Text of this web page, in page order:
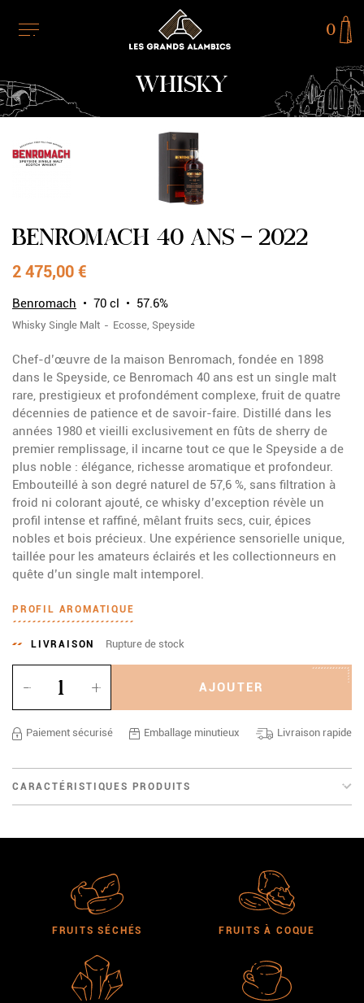
0
WHISKY
RUPTURE DE STOCK
BENROMACH 40 ANS - 2022
2 475,00 €
Benromach 70 cl 57.6%
Whisky Single Malt Ecosse Speyside
Chef-d’œuvre de la maison Benromach, fondée en 1898
dans le Speyside, ce Benromach 40 ans est un single malt
rare, prestigieux et profondément complexe, fruit de quatre
décennies de patience et de savoir-faire. Distillé dans les
années 1980 et vieilli exclusivement en fûts de sherry de
premier remplissage, il incarne tout ce que le Speyside a de
plus noble : élégance, richesse aromatique et profondeur.
Embouteillé à son degré naturel de 57,6 %, sans filtration à
froid ni colorant ajouté, ce whisky d’exception révèle un
profil intense et raffiné, mêlant fruits secs, cuir, épices
nobles et bois précieux. Une expérience sensorielle unique,
taillée pour les amateurs éclairés et les collectionneurs en
quête d’un single malt intemporel.
PROFIL AROMATIQUE
LIVRAISON Rupture de stock
AJOUTER
Paiement sécurisé Emballage minutieux Livraison rapide
CARACTÉRISTIQUES PRODUITS
FRUITS SÉCHÉS FRUITS À COQUE